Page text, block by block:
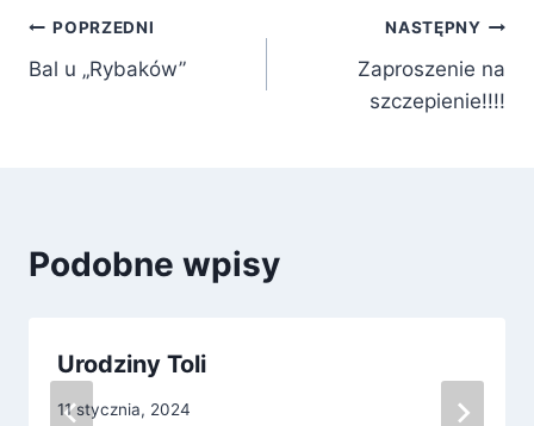
Nawigacja
wpisu
POPRZEDNI
Bal u „Rybaków”
NASTĘPNY
Zaproszenie na
szczepienie!!!!
Podobne wpisy
Urodziny Toli
11 stycznia, 2024